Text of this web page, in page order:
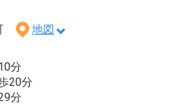
地図
分
20分
分